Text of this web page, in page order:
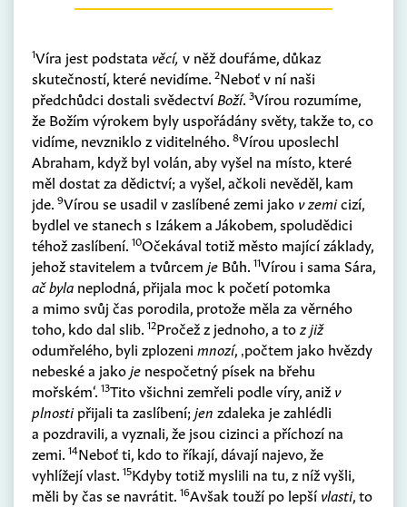
1Víra jest podstata věcí, v něž doufáme, důkaz
skutečností, které nevidíme. 2Neboť v ní naši
předchůdci dostali svědectvíBoží. 3Vírou rozumíme,
že Božím výrokem byly uspořádány světy, takže to, co
vidíme, nevzniklo z viditelného. 8Vírou uposlechl
Abraham, když byl volán, aby vyšel na místo, které
měl dostat za dědictví; a vyšel, ačkoli nevěděl, kam
jde. 9Vírou se usadil v zaslíbené zemi jako v zemicizí,
bydlel ve stanech s Izákem a Jákobem, spoludědici
téhož zaslíbení. 10Očekával totiž město mající základy,
jehož stavitelem a tvůrcem je Bůh. 11Vírou i sama Sára,
ač byla neplodná, přijala moc k početí potomka
a mimo svůj čas porodila, protože měla za věrného
toho, kdo dal slib. 12Pročež z jednoho, a toz již
odumřelého, byli zplozeni mnozí, ‚počtem jako hvězdy
nebeské a jakoje nespočetný písek na břehu
mořském‘. 13Tito všichni zemřeli podle víry, aniž v
plnostipřijali ta zaslíbení; jen zdaleka je zahlédli
a pozdravili, a vyznali, že jsou cizinci a příchozí na
zemi. 14Neboť ti, kdo to říkají, dávají najevo, že
vyhlížejí vlast. 15Kdyby totiž myslili na tu, z níž vyšli,
měli by čas se navrátit. 16Avšak touží po lepšívlasti, to